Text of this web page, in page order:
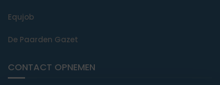
Equjob
De Paarden Gazet
CONTACT OPNEMEN